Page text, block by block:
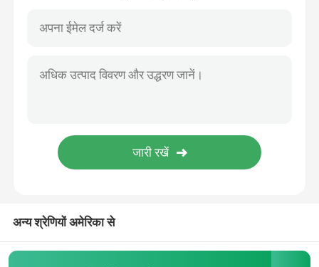
अन्य श्रेणियों अमेरिका से